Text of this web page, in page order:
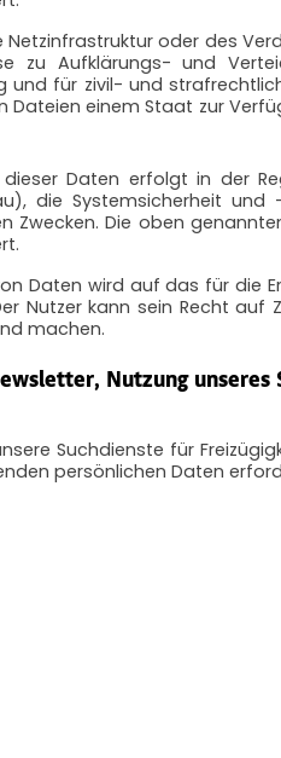
Netzinfrastruktur oder des
zu Aufklärungs- und
und für zivil- und
einem Staat zur
Daten erfolgt in der
die Systemsicherheit
Zwecken. Die oben
Daten wird auf das für die
Nutzer kann sein Recht
machen.
Nutzung
Suchdienste für
persönlichen Daten